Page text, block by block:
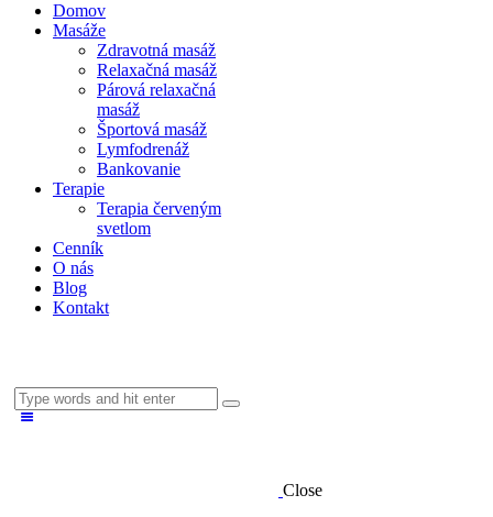
Domov
Masáže
Zdravotná masáž
Relaxačná masáž
Párová relaxačná
masáž
Športová masáž
Lymfodrenáž
Bankovanie
Terapie
Terapia červeným
svetlom
Cenník
O nás
Blog
Kontakt
Close